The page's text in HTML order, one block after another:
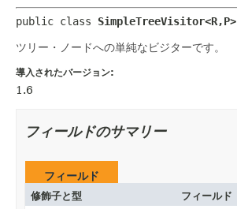
public class SimpleTreeVisitor<R,P>
ツリー・ノードへの単純なビジターです。
導入されたバージョン:
1.6
フィールドのサマリー
フィールド
修飾子と型 フィールド